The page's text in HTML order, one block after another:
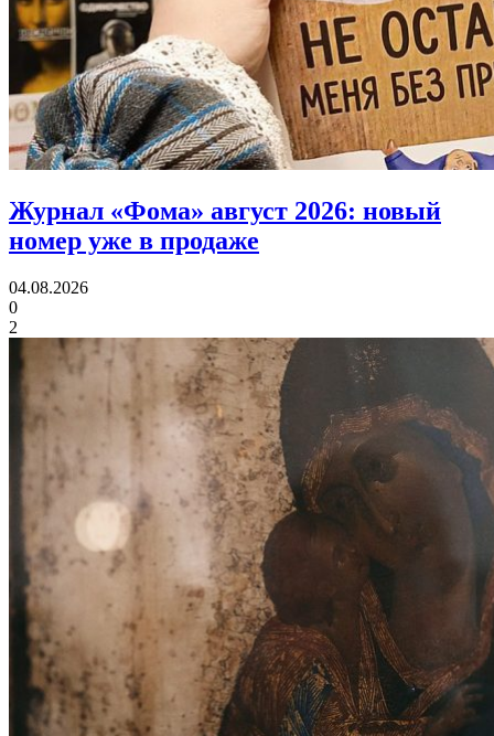
Журнал «Фома» август 2026: новый
номер уже в продаже
04.08.2026
0
2